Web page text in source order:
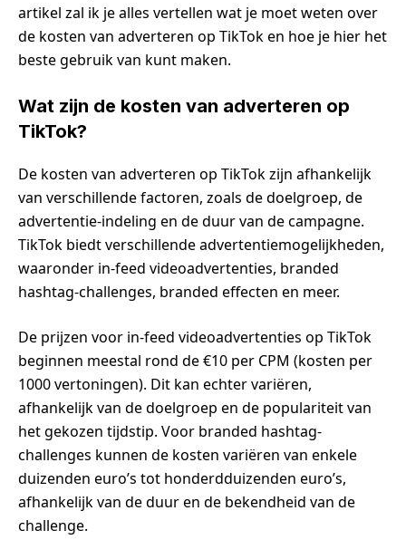
artikel zal ik je alles vertellen wat je moet weten over
de kosten van adverteren op TikTok en hoe je hier het
beste gebruik van kunt maken.
Wat zijn de kosten van adverteren op
TikTok?
De kosten van adverteren op TikTok zijn afhankelijk
van verschillende factoren, zoals de doelgroep, de
advertentie-indeling en de duur van de campagne.
TikTok biedt verschillende advertentiemogelijkheden,
waaronder in-feed videoadvertenties, branded
hashtag-challenges, branded effecten en meer.
De prijzen voor in-feed videoadvertenties op TikTok
beginnen meestal rond de €10 per CPM (kosten per
1000 vertoningen). Dit kan echter variëren,
afhankelijk van de doelgroep en de populariteit van
het gekozen tijdstip. Voor branded hashtag-
challenges kunnen de kosten variëren van enkele
duizenden euro’s tot honderdduizenden euro’s,
afhankelijk van de duur en de bekendheid van de
challenge.